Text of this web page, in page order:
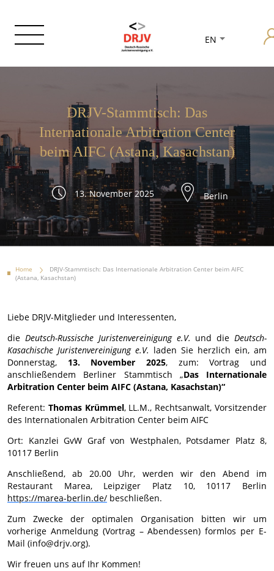
EN
DRJV-Stammtisch: Das
Internationale Arbitration Center
beim AIFC (Astana, Kasachstan)
13. November 2025 Berlin
Home
DRJV-Stammtisch: Das Internationale Arbitration Center beim AIFC
(Astana, Kasachstan)
Liebe DRJV-Mitglieder und Interessenten,
die Deutsch-Russische Juristenvereinigung e.V. und dieDeutsch-
Kasachische Juristenvereinigung e.V. laden Sie herzlich ein, am
Donnerstag, 13. November 2025, zum: Vortrag und
anschließendem Berliner Stammtisch „Das Internationale
Arbitration Center beim AIFC (Astana, Kasachstan)“
Referent: Thomas Krümmel, LL.M., Rechtsanwalt, Vorsitzender
des Internationalen Arbitration Center beim AIFC
Ort: Kanzlei GvW Graf von Westphalen, Potsdamer Platz 8,
10117 Berlin
Anschließend, ab 20.00 Uhr, werden wir den Abend im
Restaurant Marea, Leipziger Platz 10, 10117 Berlin
https://marea-berlin.de/ beschließen.
Zum Zwecke der optimalen Organisation bitten wir um
vorherige Anmeldung (Vortrag – Abendessen) formlos per E-
Mail (info@drjv.org).
Wir freuen uns auf Ihr Kommen!